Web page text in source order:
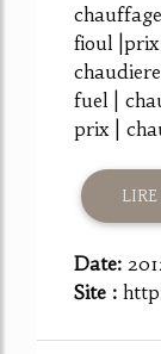
fioul |prix
fuel |
prix |
Date:
Site :